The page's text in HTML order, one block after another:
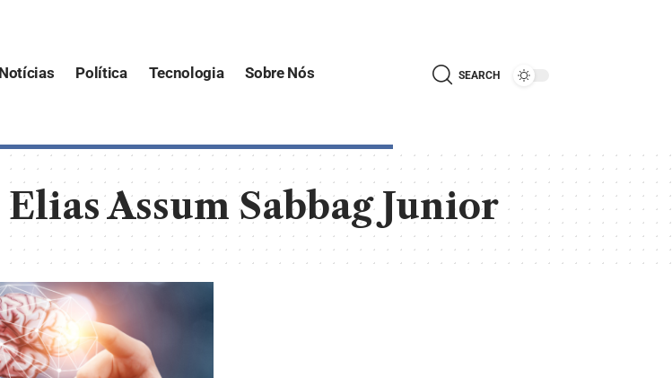
Notícias Política Tecnologia Sobre Nós SEARCH
Assum Sabbag Junior